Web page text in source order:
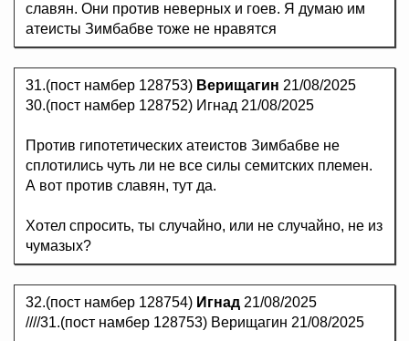
славян. Они против неверных и гоев. Я думаю им
атеисты Зимбабве тоже не нравятся
31.(пост намбер 128753) Верищагин 21/08/2025
30.(пост намбер 128752) Игнад 21/08/2025
Против гипотетических атеистов Зимбабве не
сплотились чуть ли не все силы семитских племен.
А вот против славян, тут да.
Хотел спросить, ты случайно, или не случайно, не из
чумазых?
32.(пост намбер 128754) Игнад 21/08/2025
////31.(пост намбер 128753) Верищагин 21/08/2025